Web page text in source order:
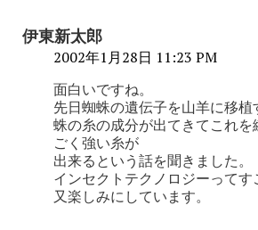
伊東新太郎
2002年1月28日 11:23 PM
面白いですね。
先日蜘蛛の遺伝子を山羊に移
蛛の糸の成分が出てきてこれ
ごく強い糸が
出来るという話を聞きました。
インセクトテクノロジーってす
又楽しみにしています。